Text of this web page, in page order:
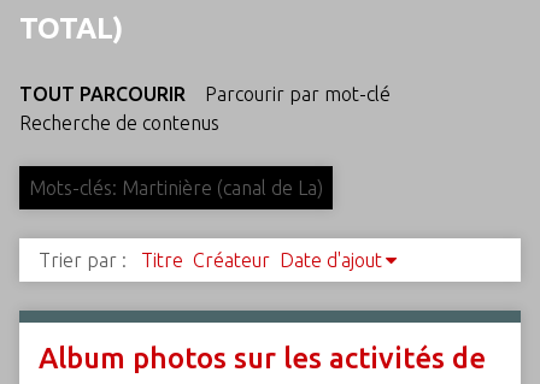
TOTAL)
TOUT PARCOURIR
Parcourir par mot-clé
Recherche de contenus
Mots-clés: Martinière (canal de La)
Trier par : Titre Créateur Date d'ajout
Album photos sur les activités de